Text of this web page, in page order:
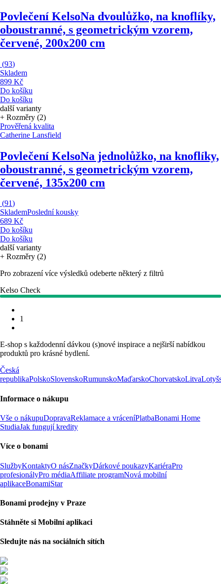
Povlečení KelsoNa dvoulůžko, na knoflíky,
oboustranné, s geometrickým vzorem,
červené, 200x200 cm
(93)
Skladem
899 Kč
Do košíku
Do košíku
další varianty
+ Rozměry (2)
Prověřená kvalita
Catherine Lansfield
Povlečení KelsoNa jednolůžko, na knoflíky,
oboustranné, s geometrickým vzorem,
červené, 135x200 cm
(91)
SklademPoslední kousky
689 Kč
Do košíku
Do košíku
další varianty
+ Rozměry (2)
Pro zobrazení více výsledků odeberte některý z filtrů
Kelso Check
1
E-shop s každodenní dávkou (s)nové inspirace a nejširší nabídkou
produktů pro krásné bydlení.
Česká
republikaPolskoSlovenskoRumunskoMaďarskoChorvatskoLitva
Informace o nákupu
Vše o nákupuDopravaReklamace a vráceníPlatbaBonami Home
StudiaJak fungují kredity
Více o bonami
SlužbyKontaktyO násZnačkyDárkové poukazyKariéraPro
profesionályPro médiaAffiliate programNová mobilní
aplikaceBonamiStar
Bonami prodejny v Praze
Stáhněte si Mobilní aplikaci
Sledujte nás na sociálních sítích